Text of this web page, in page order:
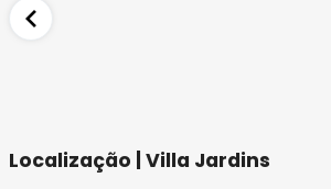
Localização | Villa Jardins